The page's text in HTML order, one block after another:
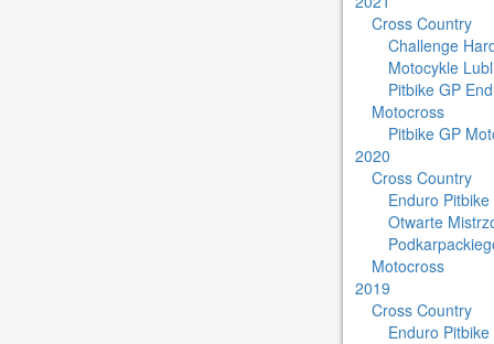
Cross Country
Challenge
Motocykle
Pitbike GP
Motocross
Pitbike GP
2020
Cross Country
Enduro Pitbike
Otwarte
Motocross
2019
Cross Country
Enduro Pitbike